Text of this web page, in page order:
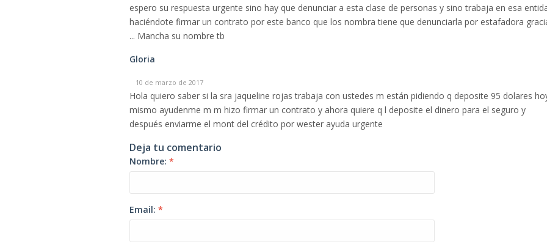
espero su respuesta urgente sino hay que denunciar a esta clase de personas y sino trabaja en esa
haciéndote firmar un contrato por este banco que los nombra tiene que denunciarla por estafadora
... Mancha su nombre tb
Gloria
10 de marzo de 2017
Hola quiero saber si la sra jaqueline rojas trabaja con ustedes m están pidiendo q deposite 95 dolares
mismo ayudenme m m hizo firmar un contrato y ahora quiere q l deposite el dinero para el seguro y
después enviarme el mont del crédito por wester ayuda urgente
Deja tu comentario
Nombre: *
Email: *